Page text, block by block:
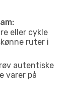
eller cykle
ruter i
autentiske
varer på